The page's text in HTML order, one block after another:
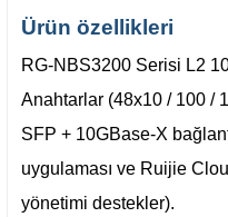
Ürün özellikleri
RG-NBS3200 Serisi L2
Anahtarlar (48x10 / 100 /
SFP + 10GBase-X
uygulaması ve Ruijie
yönetimi destekler).